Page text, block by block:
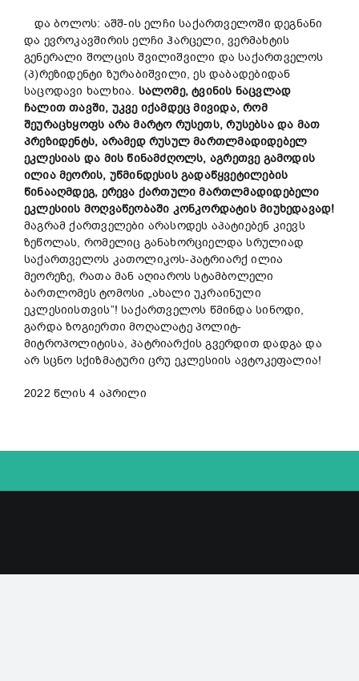
და ბოლოს: აშშ-ის ელჩი საქართველოში დეგნანი
და ევროკავშირის ელჩი ჰარცელი, ვერმახტის
გენერალი შოლცის შვილიშვილი და საქართველოს
(პ)რეზიდენტი ზურაბიშვილი, ეს დაბადებიდან
საცოდავი ხალხია. სალომე, ტვინის ნაცვლად
ჩალით თავში, უკვე იქამდეც მივიდა,რომ
შეურაცხყოფს არა მარტო რუსეთს,რუსებსა და მათ
პრეზიდენტს, არამედ რუსულ მართლმადიდებელ
ეკლესიას და მის წინამძღოლს, აგრეთვე გამოდის
ილია მეორის, უწმინდესის გადაწყვეტილების
წინააღმდეგ, ერევა ქართული მართლმადიდებელი
ეკლესიის მოღვაწეობაში კონკორდატის მიუხედავად!
მაგრამ ქართველები არასოდეს აპატიებენ კიევს
ზეწოლას, რომელიც განახორციელდა სრულიად
საქართველოს კათოლიკოს-პატრიარქ ილია
მეორეზე, რათა მან აღიაროს სტამბოლელი
ბართლომეს ტომოსი „ახალი უკრაინული
ეკლესიისთვის”! საქართველოს წმინდა სინოდი,
გარდა ზოგიერთი მოღალატე პოლიტ-
მიტროპოლიტისა, პატრიარქის გვერდით დადგა და
არ სცნო სქიზმატური ცრუ ეკლესიის ავტოკეფალია!
2022 წლის 4 აპრილი